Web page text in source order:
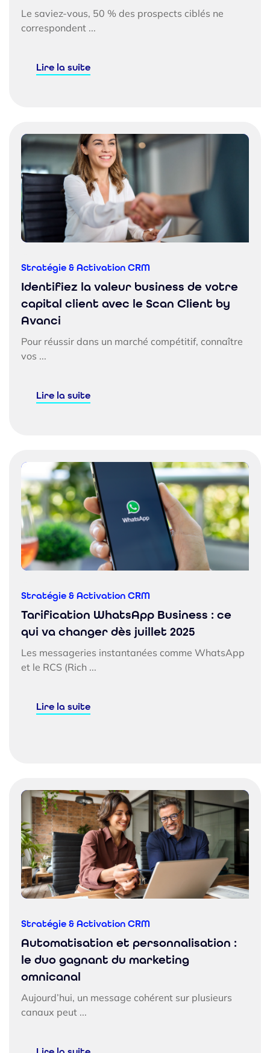
Le saviez-vous, 50 % des prospects ciblés ne
correspondent ...
Lire la suite
Stratégie & Activation CRM
Identifiez la valeur business de votre
capital client avec le Scan Client by
Avanci
Pour réussir dans un marché compétitif, connaître
vos ...
Lire la suite
Stratégie & Activation CRM
Tarification WhatsApp Business : ce
qui va changer dès juillet 2025
Les messageries instantanées comme WhatsApp
et le RCS (Rich ...
Lire la suite
Stratégie & Activation CRM
Automatisation et personnalisation :
le duo gagnant du marketing
omnicanal
Aujourd’hui, un message cohérent sur plusieurs
canaux peut ...